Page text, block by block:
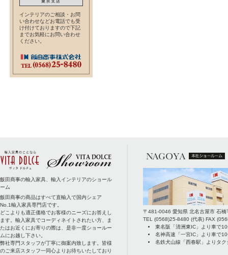
インテリアのご相談・お問
い合わせなどお電話でも受
け付けておりますので下記
までお気軽にお問い合わせ
ください。
飯田商事の輸入家具、輸入インテリアのショール
ーム
飯田商事の商品はすべて直輸入で国内シェア
No.1輸入家具専門店です。
どこよりも適正価格でお客様のニーズにお答えし
ます。輸入家具でコーディネイトされたい方、ま
たはお近くにお寄りの際は、是非一度ショールー
ムにお越し下さい。
弊社専門スタッフが丁寧に御案内致します。皆様
のご来店スタッフ一同心よりお待ちいたしており
〒 481-0046 愛知県 北名古屋市 石橋
TEL (0568)25-8480 (代表) FAX
東名阪「清洲東IC」より車で
名神高速「一宮IC」より車で
名鉄犬山線「西春駅」よりタ